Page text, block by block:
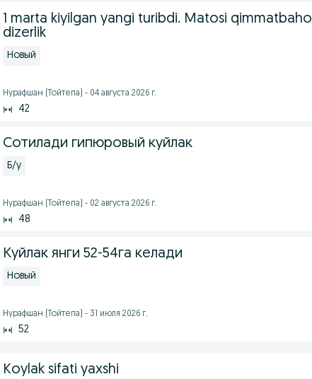
1 marta kiyilgan yangi turibdi. Matosi qimmatbaho
dizerlik
Новый
Нурафшан (Тойтепа) - 04 августа 2026 г.
42
Сотилади гипюровый куйлак
Б/у
Нурафшан (Тойтепа) - 02 августа 2026 г.
48
Куйлак янги 52-54га келади
Новый
Нурафшан (Тойтепа) - 31 июля 2026 г.
52
Koylak sifati yaxshi